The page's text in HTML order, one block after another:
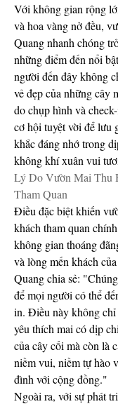
Với không gian rộng
và hoa vàng nở đều,
Quang nhanh chóng
những điểm đến nổi
người đến đây không
vẻ đẹp của những cây
do chụp hình và
cơ hội tuyệt vời để lưu
khắc đáng nhớ trong
không khí xuân vui
Lý Do Vườn Mai Thu
Tham Quan
Điều đặc biệt khiến
khách tham quan
không gian thoáng
và lòng mến khách
Quang chia sẻ:
để mọi người có thể
in. Điều này không
yêu thích mai có dịp
của cây cối mà còn là
niềm vui, niềm tự hào
đình với cộng đồng."
Ngoài ra, với sự phát